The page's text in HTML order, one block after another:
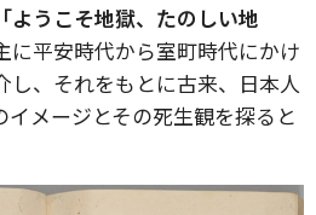
ようこそ地獄、たのしい地
に平安時代から室町時代にかけ
し、それをもとに古来、日本人
メージとその死生観を探ると